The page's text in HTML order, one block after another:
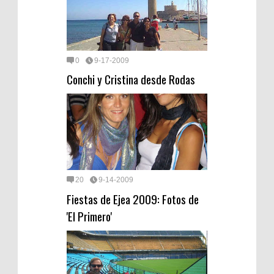
0 9-17-2009
Conchi y Cristina desde Rodas
20 9-14-2009
Fiestas de Ejea 2009: Fotos de
'El Primero'